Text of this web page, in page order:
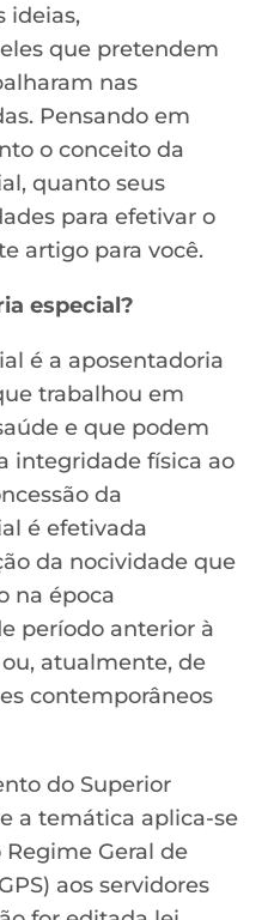
ideias,
que pretendem
nas
Pensando em
o conceito da
quanto seus
para efetivar o
artigo para você.
especial?
é a aposentadoria
trabalhou em
e que podem
integridade física ao
da
é efetivada
da nocividade que
na época
período anterior à
atualmente, de
contemporâneos
do Superior
a temática aplica-se
Geral de
aos servidores